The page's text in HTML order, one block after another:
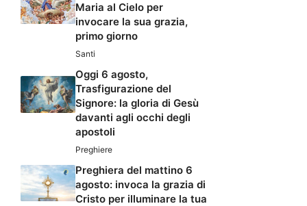
Maria al Cielo per
invocare la sua grazia,
primo giorno
Santi
Oggi 6 agosto,
Trasfigurazione del
Signore: la gloria di Gesù
davanti agli occhi degli
apostoli
Preghiere
Preghiera del mattino 6
agosto: invoca la grazia di
Cristo per illuminare la tua